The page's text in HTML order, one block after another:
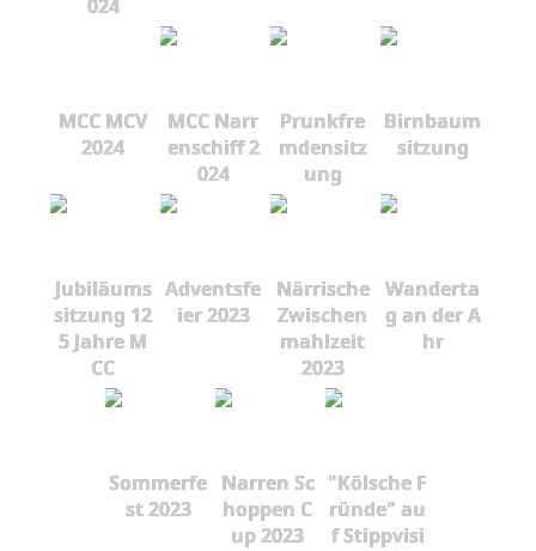
024
MCC MCV
2024
MCC Narr
enschiff 2
024
Prunkfre
mdensitz
ung
Birnbaum
sitzung
Jubiläums
sitzung 12
5 Jahre M
CC
Adventsfe
ier 2023
Närrische
Zwischen
mahlzeit
2023
Wanderta
g an der A
hr
Sommerfe
st 2023
Narren Sc
hoppen C
up 2023
"Kölsche F
ründe" au
f Stippvisi